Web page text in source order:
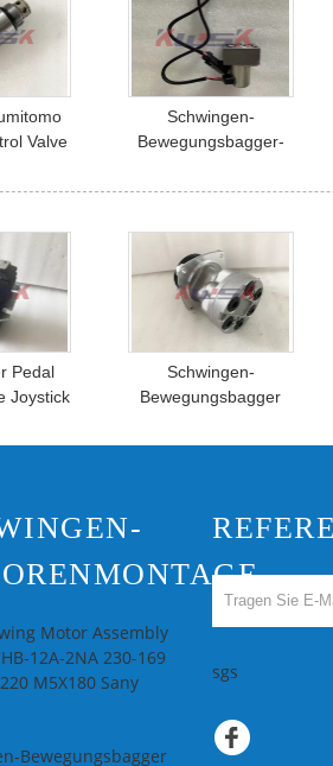
Valve
Schwingen-
Bewegungsbagger-
Hydraulic-
Pedal
Joystick
Schwingen-
Bewegungsbagger
K21010137
Motor Assembly
12A-2NA 230-169
M5X180 Sany
Bewegungsbagger
sgs